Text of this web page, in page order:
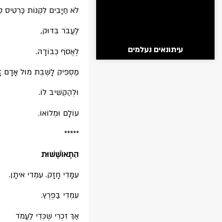
עיתונאים נעלמים
לֹא חַיָּבִים לִקְנוֹת כַּרְטִיס
לַעֲבֹר בִּדּוּק,
לֶאֱסֹף כְּבוֹדָהּ.
מַסְפִּיק לָשֶׁבֶת מוּל אָדָם
וּלְהַקְשִׁיב לוֹ.
עוֹלָם וּמְלוֹאוֹ.
*****
הִתְאוֹשְׁשׁוּת
עִמָּדִי חָזָק. עִמְדִי איתָן.
עִמְדִי בַּפֶּרֶץ.
אַךְ זִכְרִי שֶׁכְּדֵי לַעֲמֹד